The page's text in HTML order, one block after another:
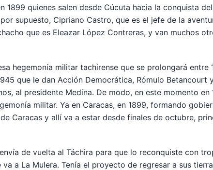
1899 quienes salen desde Cúcuta hacia la conquista
supuesto, Cipriano Castro, que es el jefe de la
que es Eleazar López Contreras, y van muchos
hegemonía militar tachirense que se prolongará
que le dan Acción Democrática, Rómulo Betancourt
al presidente Medina. De modo, en este momento
militar. Ya en Caracas, en 1899, formando
Caracas y allí va a estar desde finales de octubre,
de vuelta al Táchira para que lo reconquiste con
a La Mulera. Tenía el proyecto de regresar a sus